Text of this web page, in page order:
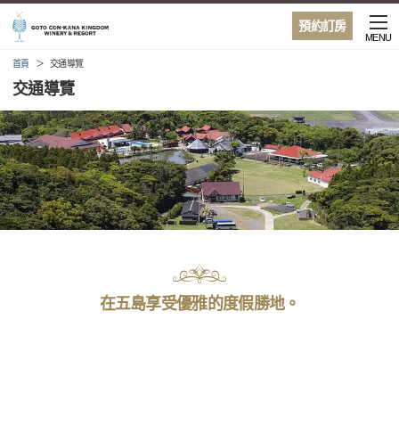
預約訂房
MENU
首頁 交通導覽
交通導覽
在五島享受優雅的度假勝地。